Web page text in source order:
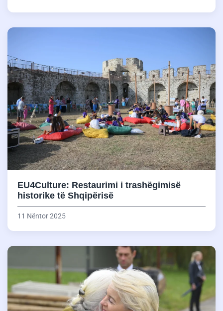
EU4Culture: Restaurimi i trashëgimisë
historike të Shqipërisë
11 Nëntor 2025